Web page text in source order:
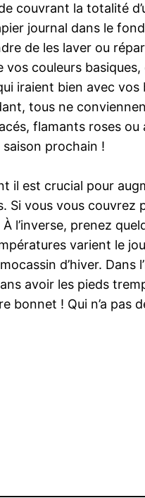
couvrant la totalité
journal dans le
de les laver ou
couleurs
iraient bien avec
tous ne
flamants roses
prochain !
est crucial pour
vous vous couvrez
l’inverse, prenez
varient le
d’hiver. Dans
avoir les pieds
! Qui n’a pas